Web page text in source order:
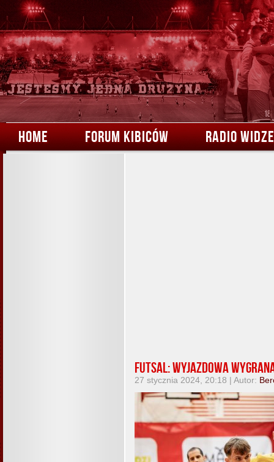
HOME FORUM KIBICÓW RADIO
Futsal: Wyjazdowa
27 stycznia 2024, 20:18 | Autor: